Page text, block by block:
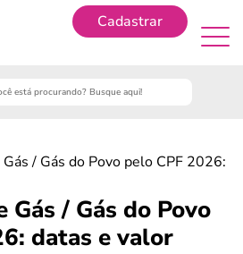
Cadastrar
/ Gás do Povo pelo CPF 2026:
Gás / Gás do Povo
datas e valor